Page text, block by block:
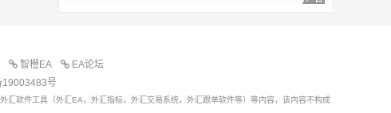
智橙EA
EA论坛
19003483号
软件工具（外汇EA，外汇指标，外汇交易系统，外汇跟单软件等）等内容，该内容不构成